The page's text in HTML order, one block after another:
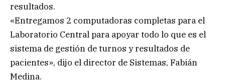
resultados.
«Entregamos 2 computadoras completas para el
Laboratorio Central para apoyar todo lo que es el
sistema de gestión de turnos y resultados de
pacientes», dijo el director de Sistemas, Fabián
Medina.